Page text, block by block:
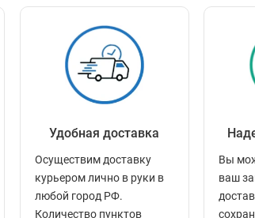
Удобная доставка
Осуществим доставку
курьером лично в руки в
любой город РФ.
Количество пунктов
Вы
ваш